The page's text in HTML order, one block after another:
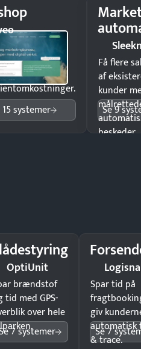
24/7 til
hele landet
15 systemer
Få flere
af
kunder
beskeder.
Se 9
OptiUnit
brændstof
tid med GPS-
over hele
7 systemer
Spar tid på
giv
automatisk
& trace.
Se 7